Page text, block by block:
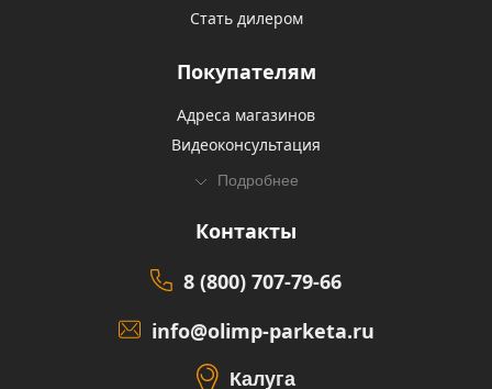
Стать дилером
Покупателям
Адреса магазинов
Видеоконсультация
Подробнее
Контакты
8 (800) 707-79-66
info@olimp-parketa.ru
Калуга